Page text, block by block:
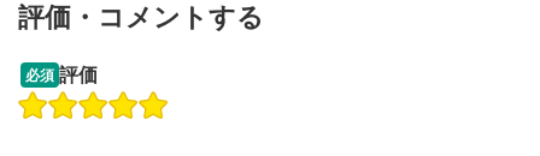
操作説明動画
評価・コメントする
必須 評価